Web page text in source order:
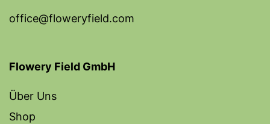
office@floweryfield.com
Flowery Field GmbH
Über Uns
Shop